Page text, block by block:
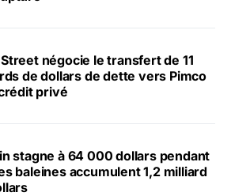
négocie le transfert de 11
de dollars de dette vers Pimco
privé
stagne à 64 000 dollars pendant
baleines accumulent 1,2 milliard